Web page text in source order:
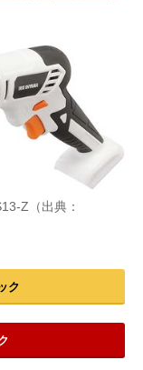
Z（出典：
ク